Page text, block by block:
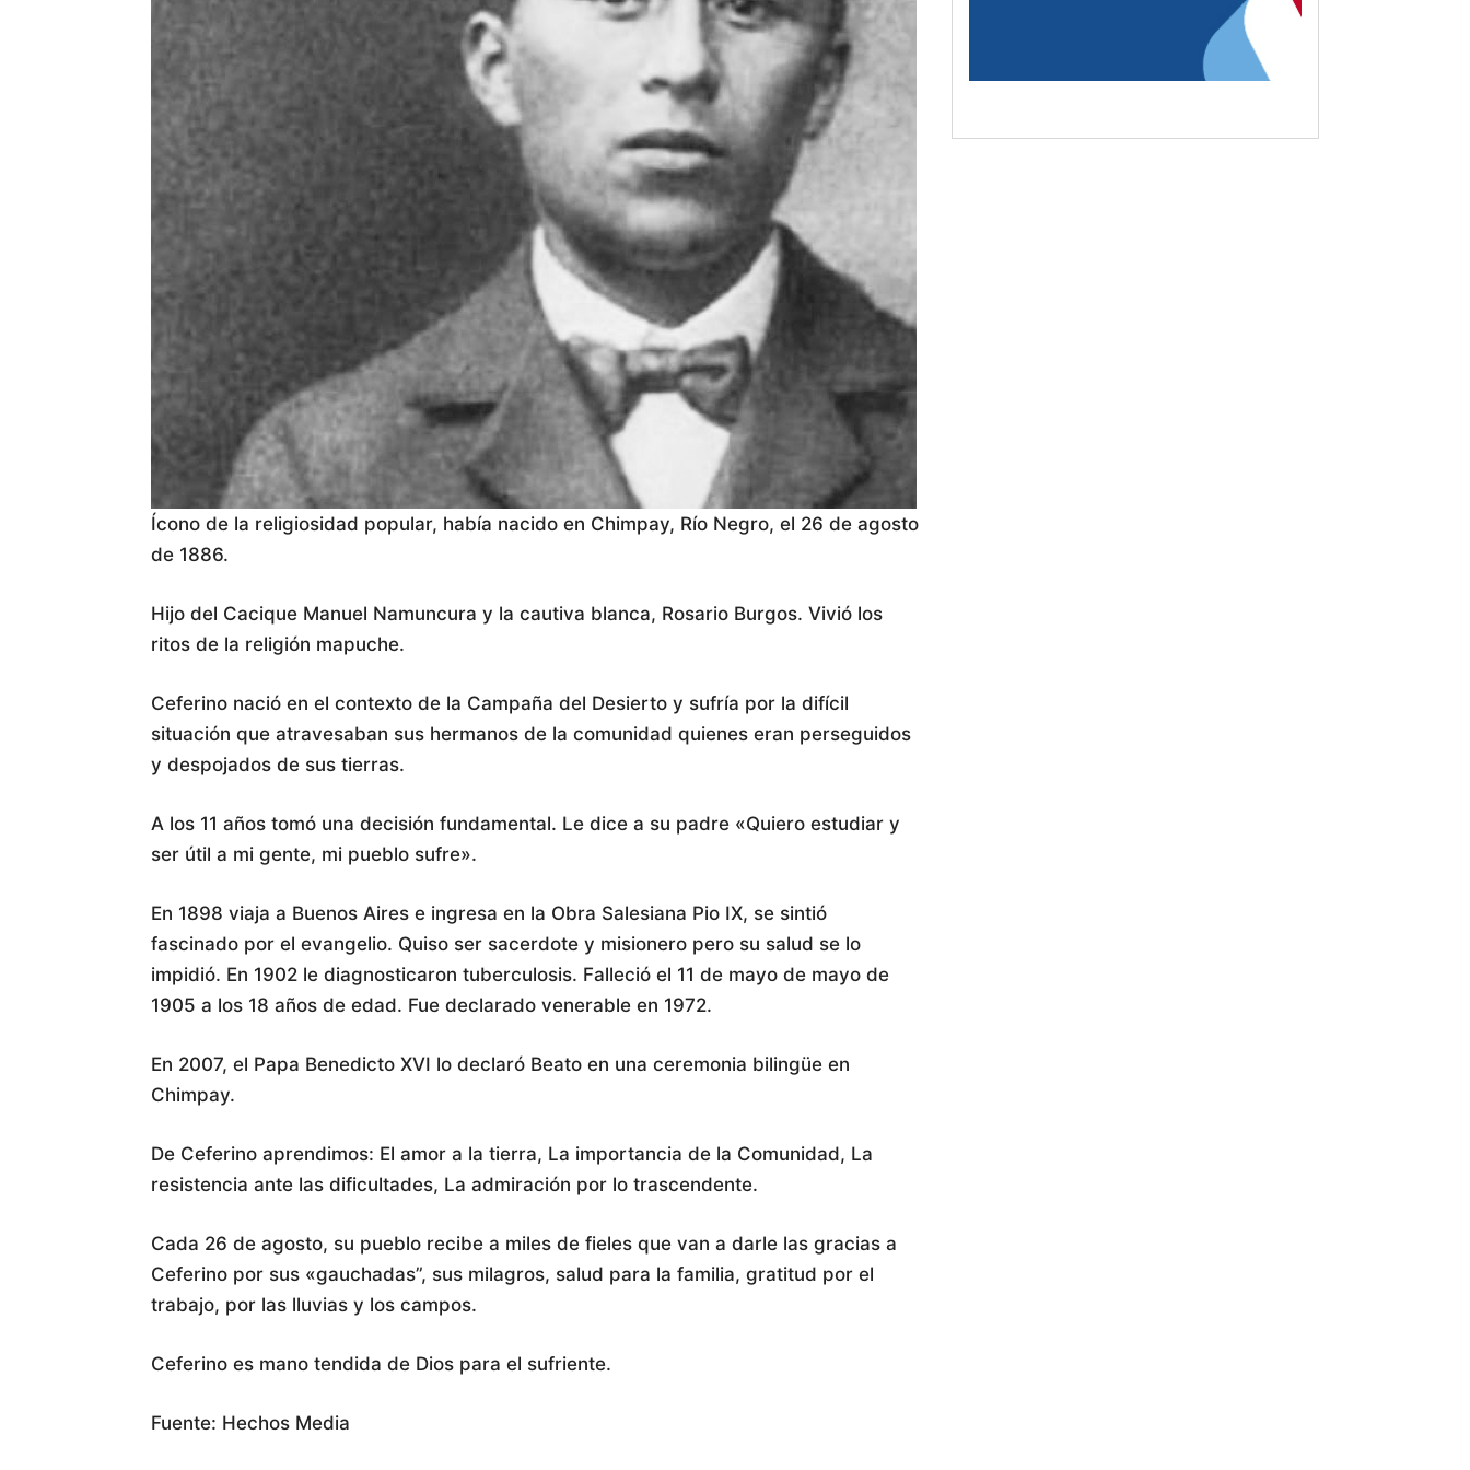
Ícono de la religiosidad popular, había nacido en Chimpay, Río Negro, el 26 de agosto
de 1886.
Hijo del Cacique Manuel Namuncura y la cautiva blanca, Rosario Burgos. Vivió los
ritos de la religión mapuche.
Ceferino nació en el contexto de la Campaña del Desierto y sufría por la difícil
situación que atravesaban sus hermanos de la comunidad quienes eran perseguidos
y despojados de sus tierras.
A los 11 años tomó una decisión fundamental. Le dice a su padre «Quiero estudiar y
ser útil a mi gente, mi pueblo sufre».
En 1898 viaja a Buenos Aires e ingresa en la Obra Salesiana Pio IX, se sintió
fascinado por el evangelio. Quiso ser sacerdote y misionero pero su salud se lo
impidió. En 1902 le diagnosticaron tuberculosis. Falleció el 11 de mayo de mayo de
1905 a los 18 años de edad. Fue declarado venerable en 1972.
En 2007, el Papa Benedicto XVI lo declaró Beato en una ceremonia bilingüe en
Chimpay.
De Ceferino aprendimos: El amor a la tierra, La importancia de la Comunidad, La
resistencia ante las dificultades, La admiración por lo trascendente.
Cada 26 de agosto, su pueblo recibe a miles de fieles que van a darle las gracias a
Ceferino por sus «gauchadas”, sus milagros, salud para la familia, gratitud por el
trabajo, por las lluvias y los campos.
Ceferino es mano tendida de Dios para el sufriente.
Fuente: Hechos Media